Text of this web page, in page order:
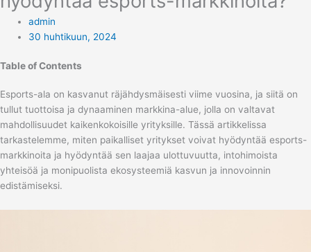
admin
30 huhtikuun, 2024
Table of Contents
Esports-ala on kasvanut räjähdysmäisesti viime vuosina, ja siitä on
tullut tuottoisa ja dynaaminen markkina-alue, jolla on valtavat
mahdollisuudet kaikenkokoisille yrityksille. Tässä artikkelissa
tarkastelemme, miten paikalliset yritykset voivat hyödyntää esports-
markkinoita ja hyödyntää sen laajaa ulottuvuutta, intohimoista
yhteisöä ja monipuolista ekosysteemiä kasvun ja innovoinnin
edistämiseksi.